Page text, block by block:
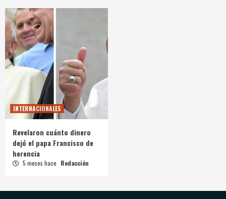
INTERNACIONALES
Revelaron cuánto dinero
dejó el papa Francisco de
herencia
5 meses hace Redacción